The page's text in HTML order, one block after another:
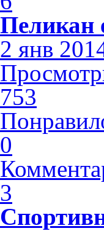
Пеликан
2 янв
753
0
3